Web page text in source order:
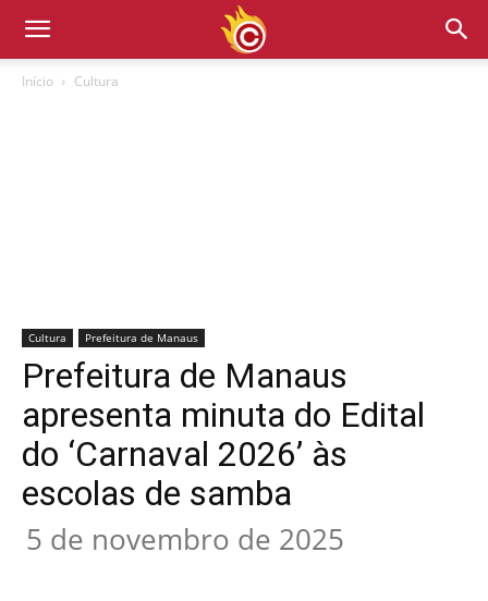
Início Cultura
Cultura Prefeitura de Manaus
Prefeitura de Manaus
apresenta minuta do Edital
do ‘Carnaval 2026’ às
escolas de samba
5 de novembro de 2025